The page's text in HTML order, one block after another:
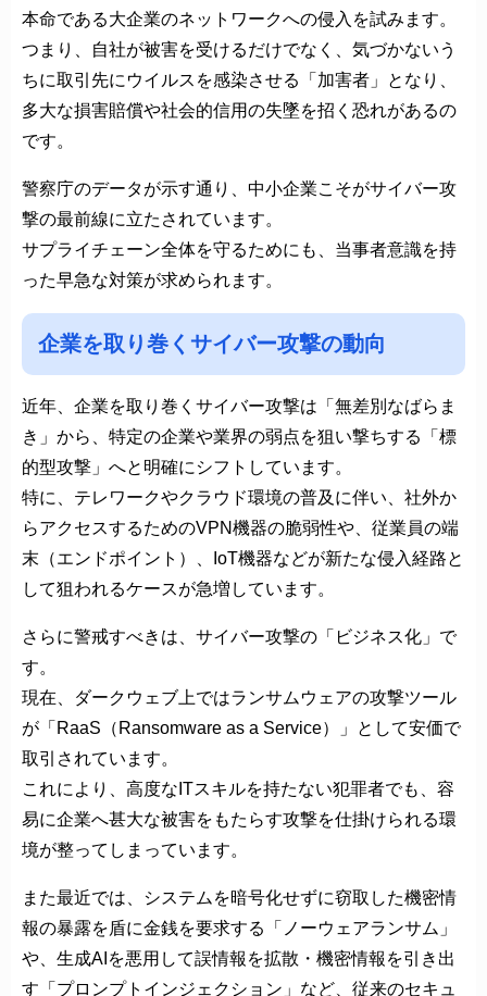
本命である大企業のネットワークへの侵入を試みます。
つまり、自社が被害を受けるだけでなく、気づかないう
ちに取引先にウイルスを感染させる「加害者」となり、
多大な損害賠償や社会的信用の失墜を招く恐れがあるの
です。
警察庁のデータが示す通り、中小企業こそがサイバー攻
撃の最前線に立たされています。
サプライチェーン全体を守るためにも、当事者意識を持
った早急な対策が求められます。
企業を取り巻くサイバー攻撃の動向
近年、企業を取り巻くサイバー攻撃は「無差別なばらま
き」から、特定の企業や業界の弱点を狙い撃ちする「標
的型攻撃」へと明確にシフトしています。
特に、テレワークやクラウド環境の普及に伴い、社外か
らアクセスするためのVPN機器の脆弱性や、従業員の端
末（エンドポイント）、IoT機器などが新たな侵入経路と
して狙われるケースが急増しています。
さらに警戒すべきは、サイバー攻撃の「ビジネス化」で
す。
現在、ダークウェブ上ではランサムウェアの攻撃ツール
が「RaaS（Ransomware as a Service）」として安価で
取引されています。
これにより、高度なITスキルを持たない犯罪者でも、容
易に企業へ甚大な被害をもたらす攻撃を仕掛けられる環
境が整ってしまっています。
また最近では、システムを暗号化せずに窃取した機密情
報の暴露を盾に金銭を要求する「ノーウェアランサム」
や、生成AIを悪用して誤情報を拡散・機密情報を引き出
す「プロンプトインジェクション」など、従来のセキュ